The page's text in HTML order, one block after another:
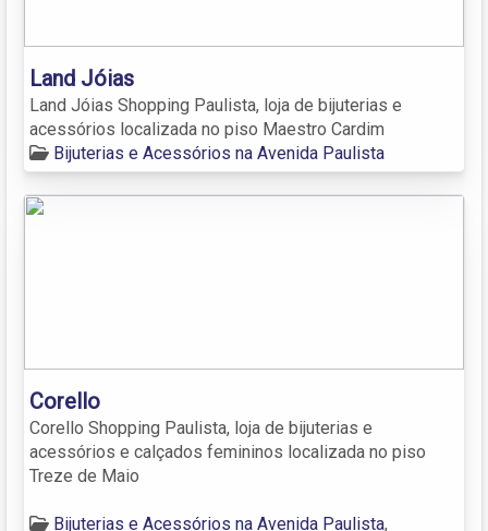
Land Jóias
Land Jóias Shopping Paulista, loja de bijuterias e
acessórios localizada no piso Maestro Cardim
Bijuterias e Acessórios na Avenida Paulista
Corello
Corello Shopping Paulista, loja de bijuterias e
acessórios e calçados femininos localizada no piso
Treze de Maio
Bijuterias e Acessórios na Avenida Paulista,